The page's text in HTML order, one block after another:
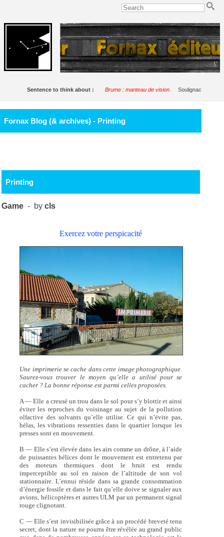
Sentence to think about : Brume : manteau de vision. Soulignac
Fornax Blog (& archives) - Printing
Printing
Game - bycls
Exercez votre perspicacité
Une imprimerie se cache dans cette image photographique.
Saurez-vous trouver le moyen qu’elle a utilisé pour se
cacher ? La bonne réponse est parmi celles proposées.
A — Elle a creusé un trou dans le sol pour s’y blottir et ainsi
éviter les reproches du voisinage au sujet de la pollution
olfactive des solvants qu’elle utilise. Ce qui n’évite pas,
hélas, les vibrations ressenties dans le quartier lorsque les
presses sont en mouvement.
B — Elle s’est élevée dans les airs comme un drône, à l’aide
de puissantes hélices dont le mouvement est entretenu par
des moteurs thermiques dont le bruit est rendu
imperceptible au sol en raison de l’altitude de son vol
stationnaire. L’ennui réside dans sa grande consommation
d’énergie fossile et dans le fait qu’elle doive se signaler aux
avions, hélicoptères et autres ULM par un permanent signal
rouge clignotant.
C — Elle s’est invisibilisée grâce à un procédé breveté tenu
secret, dont la nature ne pourra être révélée au grand public